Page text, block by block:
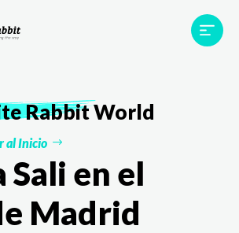
Proyectos
Testimonios
TWR World
RabbitWorld
al Inicio
Sali en el
Madrid